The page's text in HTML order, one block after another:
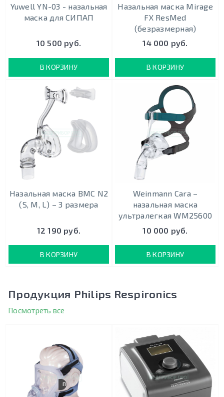
Yuwell YN-03 - назальная
маска для СИПАП
10 500 руб.
В КОРЗИНУ
Назальная маска Mirage
FX ResMed
(безразмерная)
14 000 руб.
В КОРЗИНУ
Назальная маска BMC N2
(S, M, L) – 3 размера
12 190 руб.
В КОРЗИНУ
Weinmann Cara –
назальная маска
ультралегкая WM25600
10 000 руб.
В КОРЗИНУ
Продукция Philips Respironics
Посмотреть все
ПОЛНОЛИЦЕВАЯ